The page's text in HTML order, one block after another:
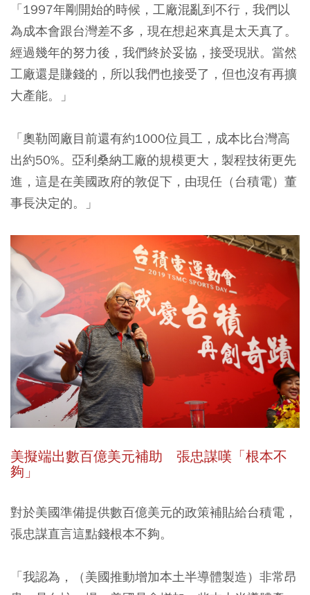
「1997年剛開始的時候，工廠混亂到不行，我們以
為成本會跟台灣差不多，現在想起來真是太天真了。
經過幾年的努力後，我們終於妥協，接受現狀。當然
工廠還是賺錢的，所以我們也接受了，但也沒有再擴
大產能。」
「奧勒岡廠目前還有約1000位員工，成本比台灣高
出約50%。亞利桑納工廠的規模更大，製程技術更先
進，這是在美國政府的敦促下，由現任（台積電）董
事長決定的。」
美擬端出數百億美元補助 張忠謀嘆「根本不
夠」
對於美國準備提供數百億美元的政策補貼給台積電，
張忠謀直言這點錢根本不夠。
「我認為，（美國推動增加本土半導體製造）非常昂